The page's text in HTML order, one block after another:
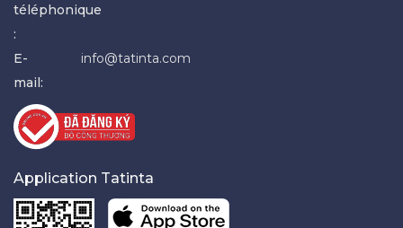
téléphonique
:
E-
mail:
info@tatinta.com
Application Tatinta